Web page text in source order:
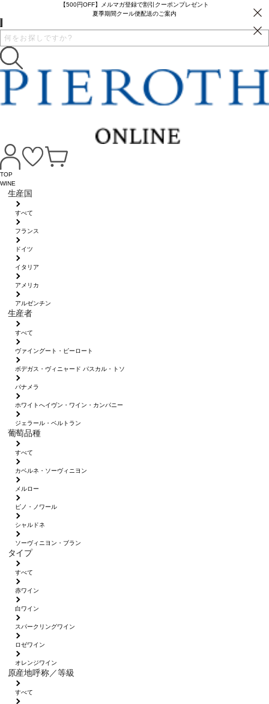
【500円OFF】メルマガ登録で割引クーポンプレゼント
夏季期間クール便配送のご案内
TOP
WINE
生産国
すべて
フランス
ドイツ
イタリア
アメリカ
アルゼンチン
生産者
すべて
ヴァイングート・ピーロート
ボデガス・ヴィニャード パスカル・トソ
パナメラ
ホワイトへイヴン・ワイン・カンパニー
ジェラール・ベルトラン
葡萄品種
すべて
カベルネ・ソーヴィニヨン
メルロー
ピノ・ノワール
シャルドネ
ソーヴィニヨン・ブラン
タイプ
すべて
赤ワイン
白ワイン
スパークリングワイン
ロゼワイン
オレンジワイン
原産地呼称／等級
すべて